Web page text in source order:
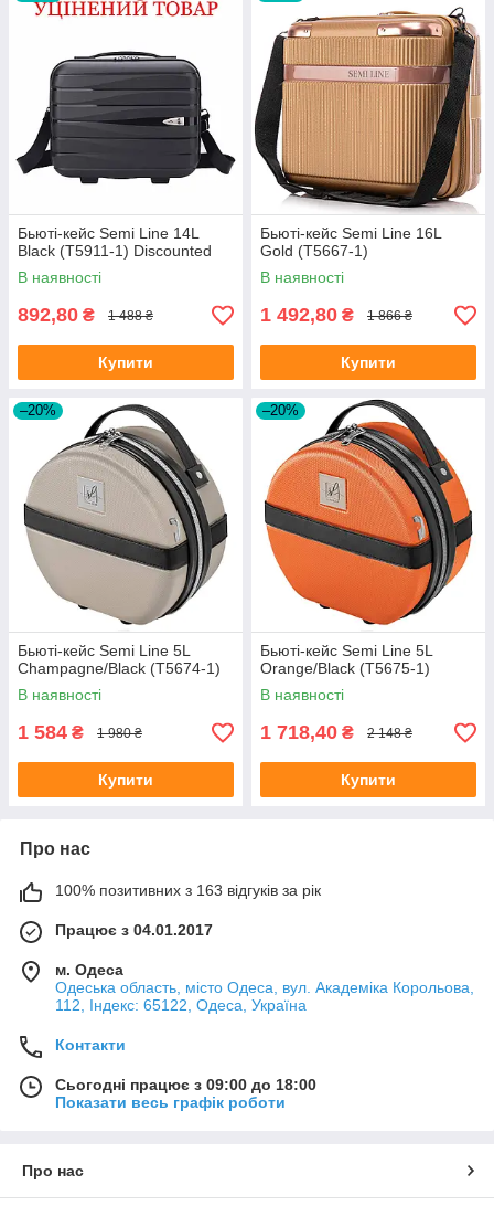
Бьюті-кейс Semi Line 14L
Black (T5911-1) Discounted
В наявності
892,80 ₴ 1 488 ₴
Купити
Бьюті-кейс Semi Line 16L
Gold (T5667-1)
В наявності
1 492,80 ₴ 1 866 ₴
Купити
–20%
Бьюті-кейс Semi Line 5L
Champagne/Black (T5674-1)
В наявності
1 584 ₴ 1 980 ₴
Купити
–20%
Бьюті-кейс Semi Line 5L
Orange/Black (T5675-1)
В наявності
1 718,40 ₴ 2 148 ₴
Купити
Про нас
100% позитивних з 163 відгуків за рік
Працює з 04.01.2017
м. Одеса
Одеська область, місто Одеса, вул. Академіка Корольова,
112, Індекс: 65122, Одеса, Україна
Контакти
Сьогодні працює з 09:00 до 18:00
Показати весь графік роботи
Про нас